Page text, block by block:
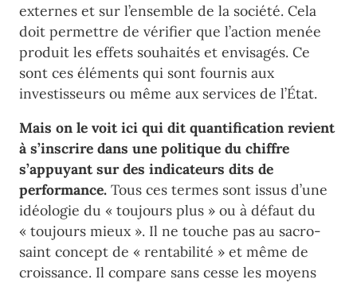
externes et sur l’ensemble de la société. Cela
doit permettre de vérifier que l’action menée
produit les effets souhaités et envisagés. Ce
sont ces éléments qui sont fournis aux
investisseurs ou même aux services de l’État.
Mais on le voit ici qui dit quantification revient
à s’inscrire dans une politique du chiffre
s’appuyant sur des indicateurs dits de
performance. Tous ces termes sont issus d’une
idéologie du « toujours plus » ou à défaut du
« toujours mieux ». Il ne touche pas au sacro-
saint concept de « rentabilité » et même de
croissance. Il compare sans cesse les moyens